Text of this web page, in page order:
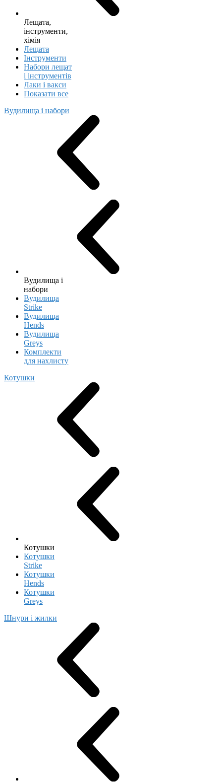
Лещата,
інструменти,
хімія
Лещата
Інструменти
Набори лещат
і інструментів
Лаки і вакси
Показати все
Вудилища і набори
Вудилища і
набори
Вудилища
Strike
Вудилища
Hends
Вудилища
Greys
Комплекти
для нахлисту
Котушки
Котушки
Котушки
Strike
Котушки
Hends
Котушки
Greys
Шнури і жилки